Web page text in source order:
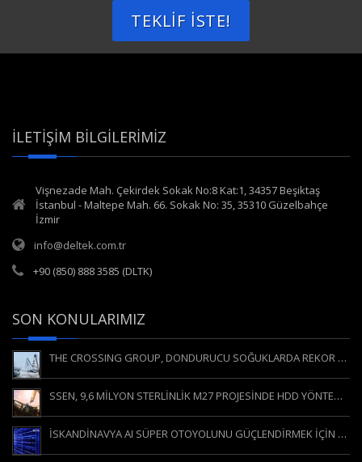
TEKLIF İSTE!
İLETIŞIM BILGILERIMIZ
Vişnezade Mah. Çekirdek Sokak No:8 Kat:1, 34357 Beşiktaş
İstanbul - Maltepe Mah. 66. Sokak No: 35, 35310 Güzelbahçe
İzmir
info@deltek.com.tr
+90 (850) 888 3585 (DLTK)
SON KONULARIMIZ
THE CROSSING GROUP, DONDURUCU SOĞUKLARDA REKOR KIRAN HDD KESİŞİMİNİ GERÇEKLEŞTİRDİ
SSEN, 9,6 MİLYON STERLİNLİK M27 PROJESİNDE HDD YÖNTEMİNE GÜVENİYOR
İSKANDİNAVYA AI SÜPER OTOYOLUNU GÜÇLENDİRMEK İÇİN YÖNLENDİRİLEBİLİR YATAY DELGİ (YYD / HDD)